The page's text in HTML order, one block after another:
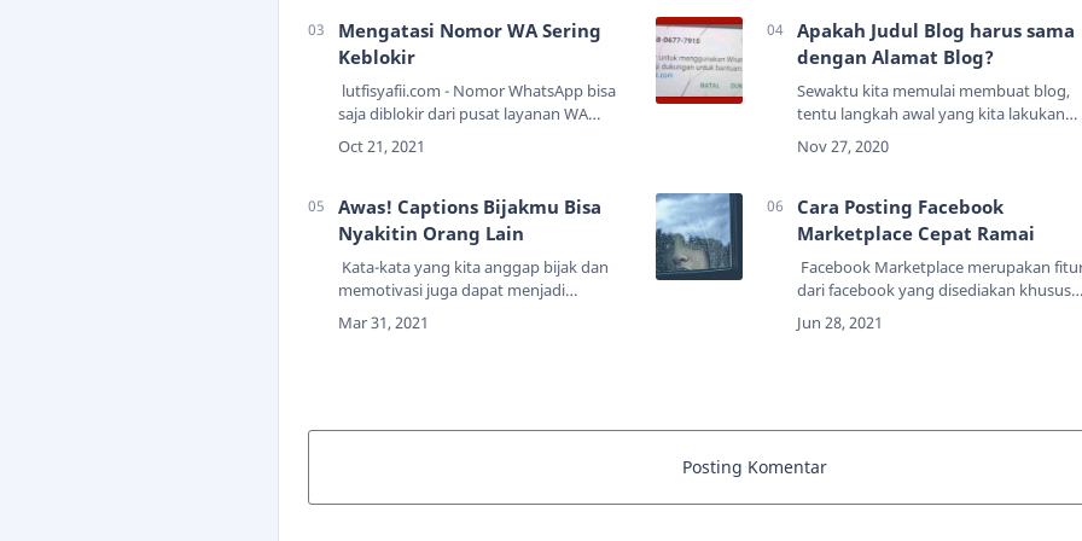
Mengatasi Nomor WA Sering
Keblokir
lutfisyafii.com - Nomor WhatsApp bisa
saja diblokir dari pusat layanan WA
dikarenakan oleh beberapa alasan
kebijakan. WhatsApp sendiri memang
Apakah Judul Blog harus sama
dengan Alamat Blog?
Sewaktu kita memulai membuat blog,
tentu langkah awal yang kita lakukan
adalah membuat Judul/Nama Blog dan
Alamat Blog (URL Blog).Pertanyaan
Blog h…
Awas! Captions Bijakmu Bisa
Nyakitin Orang Lain
Kata-kata yang kita anggap bijak dan
memotivasi juga dapat menjadi
penderitaan orang lain. Mengapa bisa?
Mari silahkan baca lebih lanjut artikel
Cara Posting Facebook
Marketplace Cepat Ramai
Facebook Marketplace merupakan
dari facebook yang disediakan khusus
untuk berjualan di facebook, Anda bisa
memposting dan menjual produk di
Posting Komentar